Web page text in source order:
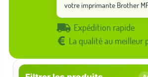
votre imprimante Brother
Expédition rapide
La qualité au meilleur